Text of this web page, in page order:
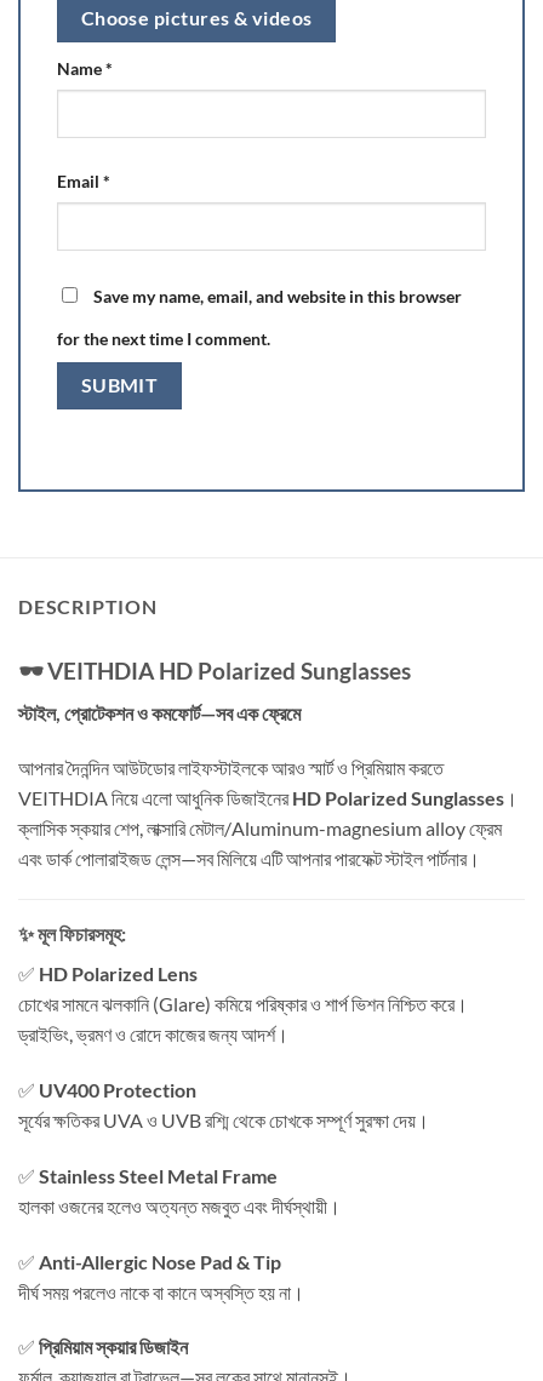
Choose pictures & videos
Name*
Email *
Save my name, email, and website in this browser
for the next time I comment.
DESCRIPTION
🕶️ VEITHDIA HD Polarized Sunglasses
স্টাইল, প্রোটেকশন ও কমফোর্ট—সব এক ফ্রেমে
আপনার দৈনন্দিন আউটডোর লাইফস্টাইলকে আরও স্মার্ট ও প্রিমিয়াম করতে
VEITHDIA নিয়ে এলো আধুনিক ডিজাইনেরHD Polarized Sunglasses ।
ক্লাসিক স্কয়ার শেপ, লাক্সারি মেটাল/Aluminum-magnesium alloy ফ্রেম
এবং ডার্ক পোলারাইজড লেন্স—সব মিলিয়ে এটি আপনার পারফেক্ট স্টাইল পার্টনার।
✨ মূল ফিচারসমূহ:
✅ HD Polarized Lens
চোখের সামনে ঝলকানি (Glare) কমিয়ে পরিষ্কার ও শার্প ভিশন নিশ্চিত করে।
ড্রাইভিং, ভ্রমণ ও রোদে কাজের জন্য আদর্শ।
✅ UV400 Protection
সূর্যের ক্ষতিকর UVA ও UVB রশ্মি থেকে চোখকে সম্পূর্ণ সুরক্ষা দেয়।
✅ Stainless Steel Metal Frame
হালকা ওজনের হলেও অত্যন্ত মজবুত এবং দীর্ঘস্থায়ী।
✅ Anti-Allergic Nose Pad & Tip
দীর্ঘ সময় পরলেও নাকে বা কানে অস্বস্তি হয় না।
✅ প্রিমিয়াম স্কয়ার ডিজাইন